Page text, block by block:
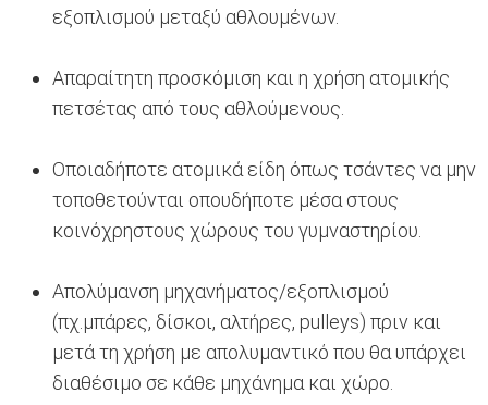
εξοπλισμού μεταξύ αθλουμένων.
Απαραίτητη προσκόμιση και η χρήση ατομικής
πετσέτας από τους αθλούμενους.
Οποιαδήποτε ατομικά είδη όπως τσάντες να μην
τοποθετούνται οπουδήποτε μέσα στους
κοινόχρηστους χώρους του γυμναστηρίου.
Απολύμανση μηχανήματος/εξοπλισμού
(πχ.μπάρες, δίσκοι, αλτήρες, pulleys) πριν και
μετά τη χρήση με απολυμαντικό που θα υπάρχει
διαθέσιμο σε κάθε μηχάνημα και χώρο.